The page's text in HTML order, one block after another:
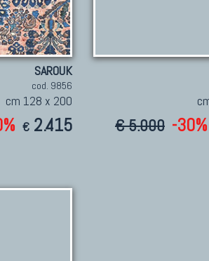
SAROUK
cod. 9856
cm 128 x 200
€ 2.415 € 5.000 -30%